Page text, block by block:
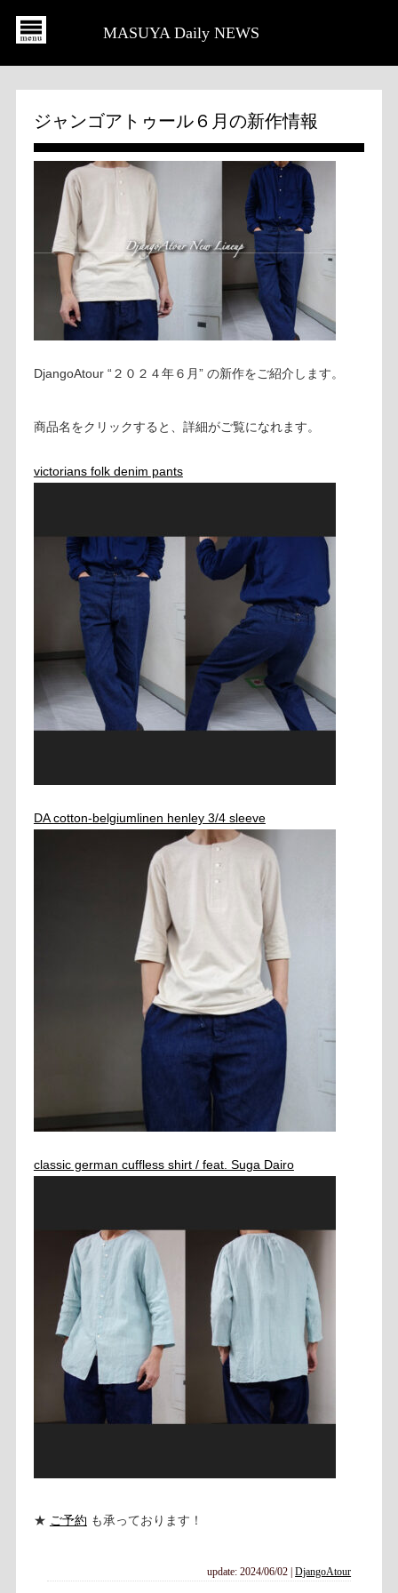
MASUYA Daily NEWS
ジャンゴアトゥール６月の新作情報
DjangoAtour “２０２４年６月” の新作をご紹介します。
商品名をクリックすると、詳細がご覧になれます。
victorians folk denim pants
DA cotton-belgiumlinen henley 3/4 sleeve
classic german cuffless shirt / feat. Suga Dairo
★ ご予約 も承っております！
update: 2024/06/02 |DjangoAtour